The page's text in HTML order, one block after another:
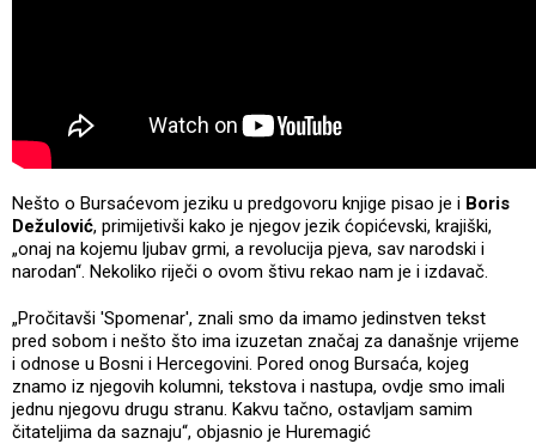
Nešto o Bursaćevom jeziku u predgovoru knjige pisao je i Boris
Dežulović, primijetivši kako je njegov jezik ćopićevski, krajiški,
„onaj na kojemu ljubav grmi, a revolucija pjeva, sav narodski i
narodan“. Nekoliko riječi o ovom štivu rekao nam je i izdavač.
„Pročitavši 'Spomenar', znali smo da imamo jedinstven tekst
pred sobom i nešto što ima izuzetan značaj za današnje vrijeme
i odnose u Bosni i Hercegovini. Pored onog Bursaća, kojeg
znamo iz njegovih kolumni, tekstova i nastupa, ovdje smo imali
jednu njegovu drugu stranu. Kakvu tačno, ostavljam samim
čitateljima da saznaju“, objasnio je Huremagić